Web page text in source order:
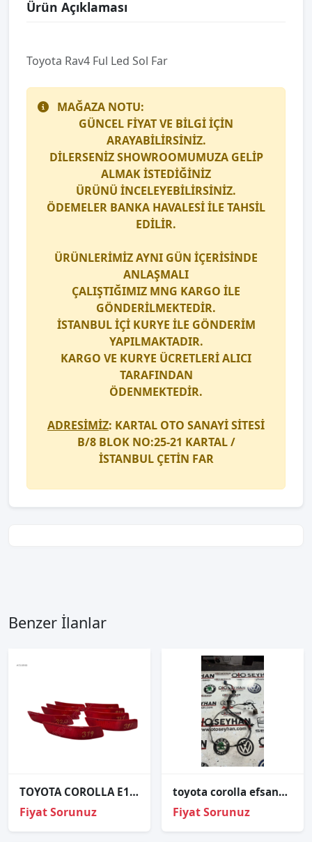
Ürün Açıklaması
Toyota Rav4 Ful Led Sol Far
MAĞAZA NOTU:
GÜNCEL FİYAT VE BİLGİ İÇİN
ARAYABİLİRSİNİZ.
DİLERSENİZ SHOWROOMUMUZA GELİP
ALMAK İSTEDİĞİNİZ
ÜRÜNÜ İNCELEYEBİLİRSİNİZ.
ÖDEMELER BANKA HAVALESİ İLE TAHSİL
EDİLİR.
ÜRÜNLERİMİZ AYNI GÜN İÇERİSİNDE
ANLAŞMALI
ÇALIŞTIĞIMIZ MNG KARGO İLE
GÖNDERİLMEKTEDİR.
İSTANBUL İÇİ KURYE İLE GÖNDERİM
YAPILMAKTADIR.
KARGO VE KURYE ÜCRETLERİ ALICI
TARAFINDAN
ÖDENMEKTEDİR.
ADRESİMİZ: KARTAL OTO SANAYİ SİTESİ
B/8 BLOK NO:25-21 KARTAL /
İSTANBUL ÇETİN FAR
Benzer İlanlar
TOYOTA COROLLA E160 E170 ARKA REFLEKTÖR SOL ORJİNAL
Fiyat Sorunuz
toyota corolla efsane kasa sol arka kapı tesisatı
Fiyat Sorunuz